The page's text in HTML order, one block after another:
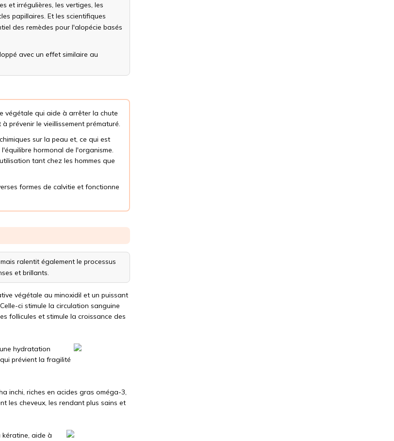
et irrégulières, les vertiges, les
papillaires. Et les scientifiques
des remèdes pour l'alopécie basés
avec un effet similaire au
végétale qui aide à arrêter la chute
prévenir le vieillissement prématuré.
sur la peau et, ce qui est
hormonal de l'organisme.
tant chez les hommes que
formes de calvitie et fonctionne
ralentit également le processus
et brillants.
végétale au minoxidil et un puissant
ci stimule la circulation sanguine
follicules et stimule la croissance des
hydratation
prévient la fragilité
inchi, riches en acides gras oméga-3,
les cheveux, les rendant plus sains et
kératine, aide à